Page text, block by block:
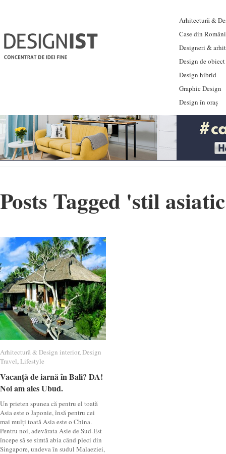
Arhitectură &
Case din
Designeri &
Design de obiect
Design hibrid
Graphic Design
Design în oraș
Posts Tagged 'stil asiatic
Arhitectură & Design interior,Design
Travel,Lifestyle
Vacanță de iarnă în Bali? DA!
Noi am ales Ubud.
Un prieten spunea că pentru el toată
Asia este o Japonie, însă pentru cei
mai mulți toată Asia este o China.
Pentru noi, adevărata Asie de Sud-Est
începe să se simtă abia când pleci din
Singapore, undeva în sudul Malaeziei,
Arhitectură & Design interior Design
Travel Lifestyle
Vacanță de iarnă în Bali? DA!
Noi am ales Ubud.